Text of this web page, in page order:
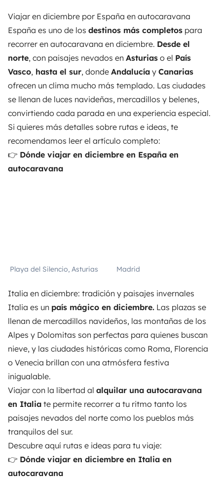
Viajar en diciembre por España en autocaravana
España es uno de los destinos más completos para
recorrer en autocaravana en diciembre. Desde el
norte, con paisajes nevados en Asturias o el País
Vasco, hasta el sur, donde Andalucía y Canarias
ofrecen un clima mucho más templado. Las ciudades
se llenan de luces navideñas, mercadillos y belenes,
convirtiendo cada parada en una experiencia especial.
Si quieres más detalles sobre rutas e ideas, te
recomendamos leer el artículo completo:
👉 Dónde viajar en diciembre en España en
autocaravana
Playa del Silencio, Asturias Madrid
Italia en diciembre: tradición y paisajes invernales
Italia es un país mágico en diciembre. Las plazas se
llenan de mercadillos navideños, las montañas de los
Alpes y Dolomitas son perfectas para quienes buscan
nieve, y las ciudades históricas como Roma, Florencia
o Venecia brillan con una atmósfera festiva
inigualable.
Viajar con la libertad al alquilar una autocaravana
en Italia te permite recorrer a tu ritmo tanto los
paisajes nevados del norte como los pueblos más
tranquilos del sur.
Descubre aquí rutas e ideas para tu viaje:
👉 Dónde viajar en diciembre en Italia en
autocaravana